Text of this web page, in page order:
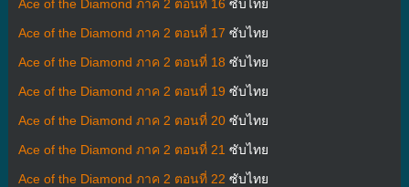
Ace of the Diamond ภาค 2 ตอนที่ 16 ซับไทย
Ace of the Diamond ภาค 2 ตอนที่ 17 ซับไทย
Ace of the Diamond ภาค 2 ตอนที่ 18 ซับไทย
Ace of the Diamond ภาค 2 ตอนที่ 19 ซับไทย
Ace of the Diamond ภาค 2 ตอนที่ 20ซับไทย
Ace of the Diamond ภาค 2 ตอนที่ 21 ซับไทย
Ace of the Diamond ภาค 2 ตอนที่ 22 ซับไทย